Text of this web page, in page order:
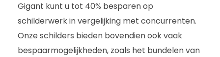
Gigant kunt u tot 40% besparen op
schilderwerk in vergelijking met concurrenten.
Onze schilders bieden bovendien ook vaak
bespaarmogelijkheden, zoals het bundelen van